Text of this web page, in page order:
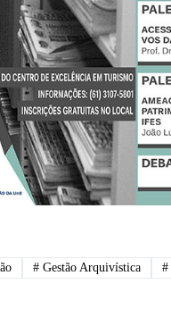
# Gestão Arquivística #